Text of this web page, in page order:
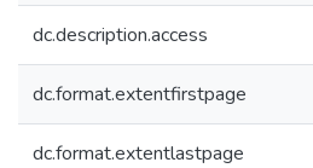
dc.description.access
dc.format.extentfirstpage
dc.format.extentlastpage